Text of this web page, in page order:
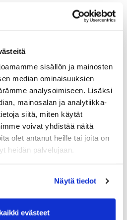
sisällön ja mainosten
median ominaisuuksien
analysoimiseen. Lisäksi
mainosalan ja analytiikka-
siitä, miten käytät
voivat yhdistää näitä
olet antanut heille tai joita on
heidän palvelujaan.
Näytä tiedot
evästeet
Rekisteröidy
Golf uutiskirjeen
ja hyväksyn
(*)